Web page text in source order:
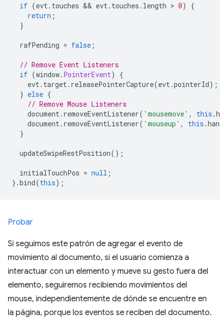
if (evt . touches && evt . touches . length > 0)
{
return ;
}
rafPending = false ;
// Remove Event Listeners
if (window. PointerEvent)
{
evt . target . releasePointerCapture(evt .pointerId);
} else {
// Remove Mouse Listeners
document . removeEventListener( 'mousemove' , this .
document . removeEventListener( 'mouseup' , this .
}
updateSwipeRestPosition();
initialTouchPos = null ;
}.bind(this);
Probar
Si seguimos este patrón de agregar el evento de
movimiento al documento, si el usuario comienza a
interactuar con un elemento y mueve su gesto fuera del
elemento, seguiremos recibiendo movimientos del
mouse, independientemente de dónde se encuentre en
la página, porque los eventos se reciben del documento.